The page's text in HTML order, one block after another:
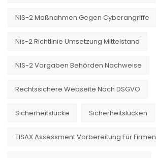
NIS-2 Maßnahmen Gegen Cyberangriffe
Nis-2 Richtlinie Umsetzung Mittelstand
NIS-2 Vorgaben Behörden Nachweise
Rechtssichere Webseite Nach DSGVO
Sicherheitslücke Sicherheitslücken
TISAX Assessment Vorbereitung Für Firmen